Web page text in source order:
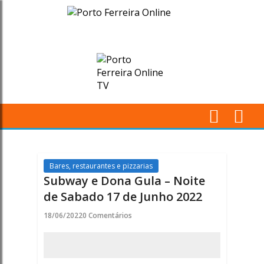
Subway
Dona
Gula
de
Sabado
17
Bares, restaurantes e pizzarias
Subway e Dona Gula – Noite
de Sabado 17 de Junho 2022
18/06/20220 Comentários